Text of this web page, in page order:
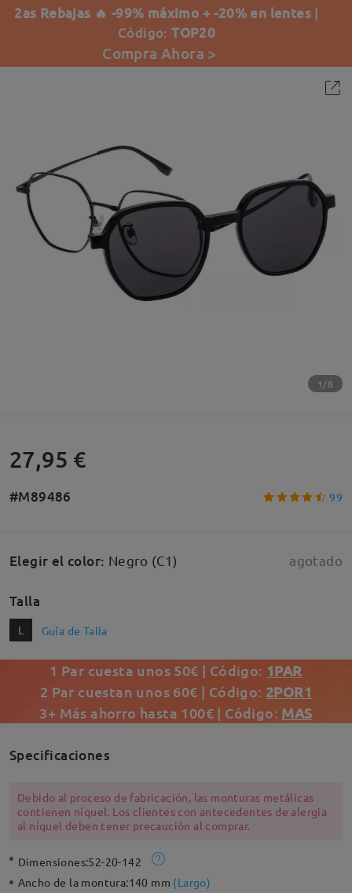
2as Rebajas 🔥 -99% máximo + -20% en lentes |
Código:TOP20
Compra Ahora >
1/8
27,95 €
#M89486 99
Elegir el color: Negro (C1) agotado
Talla
L Guía de Talla
1 Par cuesta unos 50€ | Código: 1PAR
2 Par cuestan unos 60€ | Código: 2POR1
3+ Más ahorro hasta 100€ | Código: MAS
Specificaciones
Debido al proceso de fabricación, las monturas metálicas
contienen níquel. Los clientes con antecedentes de alergia
al níquel deben tener precaución al comprar.
Dimensiones:52-20-142
Ancho de la montura:140 mm (Largo)